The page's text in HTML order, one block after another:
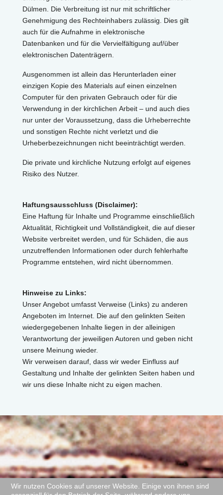
Dülmen. Die Verbreitung ist nur mit schriftlicher
Genehmigung des Rechteinhabers zulässig. Dies gilt
auch für die Aufnahme in elektronische
Datenbanken und für die Vervielfältigung auf/über
elektronischen Datenträgern.
Ausgenommen ist allein das Herunterladen einer
einzigen Kopie des Materials auf einen einzelnen
Computer für den privaten Gebrauch oder für die
Verwendung in der kirchlichen Arbeit – und auch dies
nur unter der Voraussetzung, dass die Urheberrechte
und sonstigen Rechte nicht verletzt und die
Urheberbezeichnungen nicht beeinträchtigt werden.
Die private und kirchliche Nutzung erfolgt auf eigenes
Risiko des Nutzer.
Haftungsausschluss (Disclaimer):
Eine Haftung für Inhalte und Programme einschließlich
Aktualität, Richtigkeit und Vollständigkeit, die auf dieser
Website verbreitet werden, und für Schäden, die aus
unzutreffenden Informationen oder durch fehlerhafte
Programme entstehen, wird nicht übernommen.
Hinweise zu Links:
Unser Angebot umfasst Verweise (Links) zu anderen
Angeboten im Internet. Die auf den gelinkten Seiten
wiedergegebenen Inhalte liegen in der alleinigen
Verantwortung der jeweiligen Autoren und geben nicht
unsere Meinung wieder.
Wir verweisen darauf, dass wir weder Einfluss auf
Gestaltung und Inhalte der gelinkten Seiten haben und
wir uns diese Inhalte nicht zu eigen machen.
Wir nutzen Cookies auf unserer Website. Einige von ihnen sind